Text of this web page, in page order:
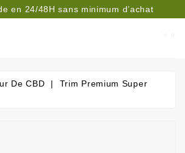
en 24/48H sans minimum d’achat
De CBD
Trim Premium Super